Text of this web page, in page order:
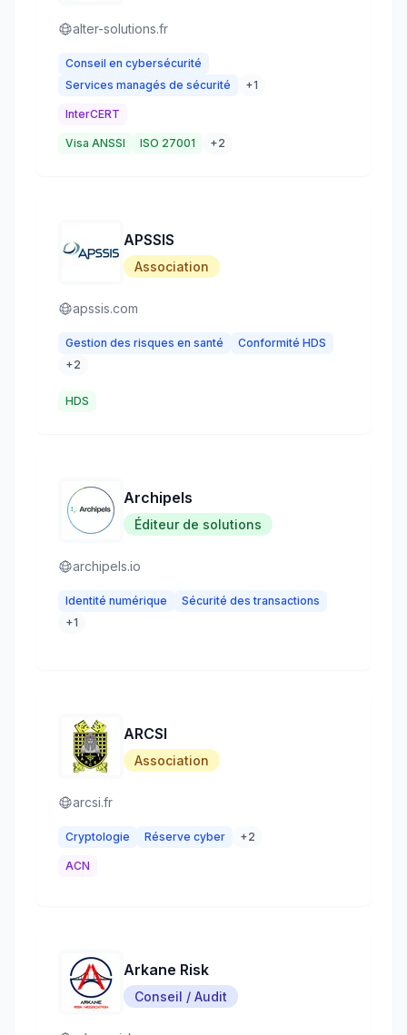
alter-solutions.fr
Conseil en cybersécurité
Services managés de sécurité
+1
InterCERT
Visa ANSSI ISO 27001 +2
APSSIS
Association
apssis.com
Gestion des risques en santé
Conformité HDS
+2
HDS
Archipels
Éditeur de solutions
archipels.io
Identité numérique
Sécurité des transactions
+1
ARCSI
Association
arcsi.fr
Cryptologie Réserve cyber +2
ACN
Arkane Risk
Conseil / Audit